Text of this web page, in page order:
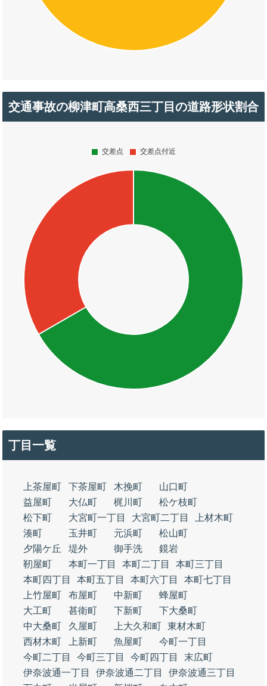
交通事故の柳津町高桑西三丁目の道路形状割合
丁目一覧
上茶屋町 下茶屋町 木挽町
山口町
益屋町
大仏町 梶川町
松ケ枝町
松下町
大宮町一丁目 大宮町二丁目
上材木町
湊町
玉井町 元浜町
松山町
夕陽ケ丘
堤外 御手洗
鏡岩
靭屋町
本町一丁目 本町二丁目
本町三丁目
本町四丁目
本町五丁目 本町六丁目
本町七丁目
上竹屋町
布屋町 中新町
蜂屋町
大工町
甚衛町 下新町
下大桑町
中大桑町
久屋町 上大久和町 東材木町
西材木町
上新町 魚屋町
今町一丁目
今町二丁目
今町三丁目 今町四丁目
末広町
伊奈波通一丁目
伊奈波通二丁目
伊奈波通三丁目